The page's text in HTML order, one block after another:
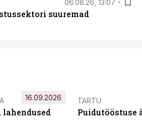
06.08.26, 13:07
suuremad
16.09.2026 TARTU
Puidutööstuse